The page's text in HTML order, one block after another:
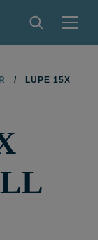
/
LUPE 15X